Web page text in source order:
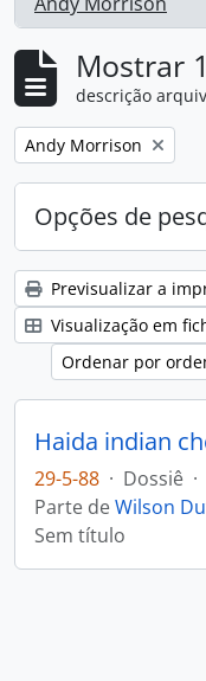
, 1 resultados
Mostrar
descrição
Remove filter:
Andy Morrison
Opções de
Previsualizar a
Visualização em
Ordenar por
Haida indian
29-5-88 · Dossiê ·
Parte deWilson
Sem título